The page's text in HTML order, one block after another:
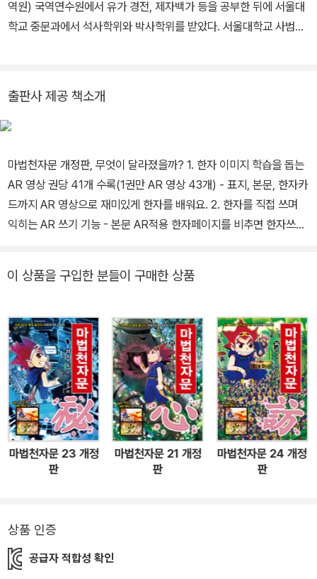
역원) 국역연수원에서 유가 경전, 제자백가 등을 공부한 뒤에 서울대
학교 중문과에서 석사학위와 박사학위를 받았다. 서울대학교 사범대
『중국의 명문장 감상』(한국학술정보), 『논어집주』(명문당), 『대학장
구·중용장구』(명문당), 『도연명시집』(연암서가), 『도연명산문집』(연
출판사 제공 책소개
마법천자문 개정판, 무엇이 달라졌을까? 1. 한자 이미지 학습을 돕는
AR 영상 권당 41개 수록(1권만 AR 영상 43개) - 표지, 본문, 한자카
드까지 AR 영상으로 재미있게 한자를 배워요. 2. 한자를 직접 쓰며
익히는 AR 쓰기 기능 - 본문 AR적용 한자페이지를 비추면 한자쓰기
간체자 추가로 학습효과 강화 - 우리가 알고 있는 한자와 중국어 간체
퀴즈를 풀다 보면 저절로 한자 실력이 높아져요. 마법천자문 개정판
AR은 어떻게 사용할까? 이미지 학습에서 쓰기 학습까지 도와주는 A
R 체험해보기! 1. 앱스토어나 구글플레이에서 ‘마법천자문 공식앱(또
는 ‘마공앱’)을 다운로드 받으세요. 2. 앱을 실행하고 책 또는 카드를
비춰보세요. 3. 한번 인식된 AR 영상은 크기를 조절하거나, 방향 전
환도 할 수 있어요. 4. 개성 있는 AR 영상을 연출하고 사진과 동영상
을 찍어보세요. 5. 내가 만든 마법천자문 AR 콘텐츠를 친구들과 공유
해보세요. ◆22권 소개◆ 평화를 되찾은 도술섬에 갑자기 등장한 의
얼굴에는 생기가 돈다. 그때 갑자기 검은 갑옷으로 온몸을 감싼 의문
사가 막으려 하지만 속수무책으로 당하고 마는데…. 한편 하늘나라에
이 상품을 구입한 분들이 구매한 상품
마법천자문 23 개정
판
마법천자문 21 개정
판
마법천자문 24 개정
판
상품 인증
공급자 적합성 확인